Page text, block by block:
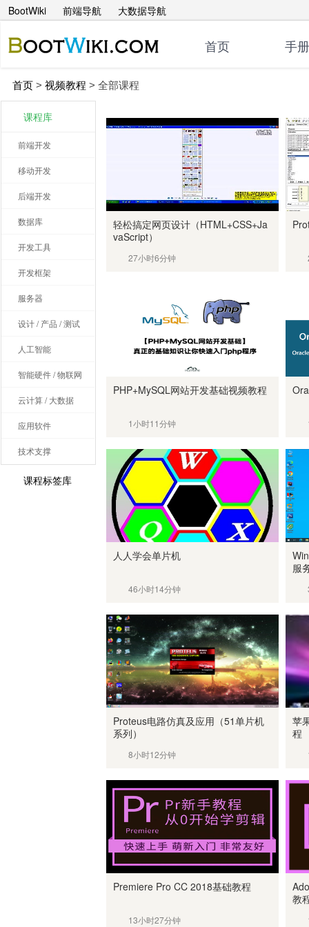
BootWiki 前端导航 大数据导航
首页 手册
首页 > 视频教程 > 全部课程
轻松搞定网页设计（HTML+CSS+Ja
vaScript）
27小时6分钟
PHP+MySQL网站开发基础视频教程
1小时11分钟
人人学会单片机
46小时14分钟
服
Proteus电路仿真及应用（51单片机
系列）
8小时12分钟
苹
程
Premiere Pro CC 2018基础教程
13小时27分钟
教
课程库
前端开发
移动开发
后端开发
数据库
开发工具
开发框架
服务器
设计 / 产品 / 测试
人工智能
智能硬件 / 物联网
云计算 / 大数据
应用软件
技术支撑
课程标签库